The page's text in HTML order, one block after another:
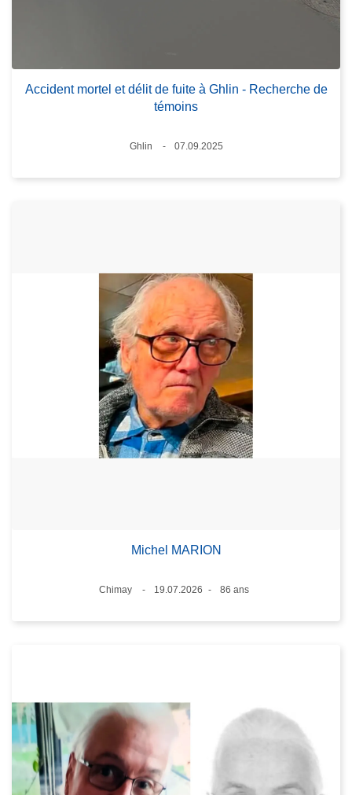
Accident mortel et délit de fuite à Ghlin - Recherche de
témoins
Lieux
Ghlin
07.09.2025
Michel MARION
Lieux
Chimay
19.07.2026
86 ans